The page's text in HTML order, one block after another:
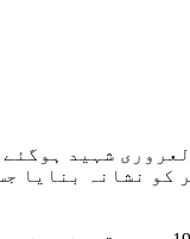
شہید ہوگئے۔